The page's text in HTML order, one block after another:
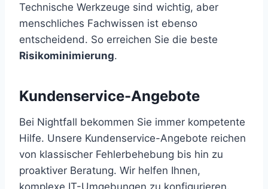
Technische Werkzeuge sind wichtig, aber
menschliches Fachwissen ist ebenso
entscheidend. So erreichen Sie die beste
Risikominimierung.
Kundenservice-Angebote
Bei Nightfall bekommen Sie immer kompetente
Hilfe. Unsere Kundenservice-Angebote reichen
von klassischer Fehlerbehebung bis hin zu
proaktiver Beratung. Wir helfen Ihnen,
komplexe IT-Umgebungen zu konfigurieren.